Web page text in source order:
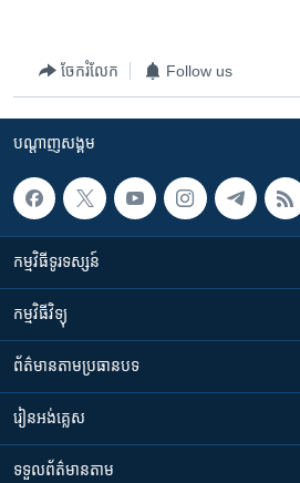
ចូល​
ទៅ​
កាន់​
ទំព័រ​
ស្វែង​
ភាសា
ចែករំលែក Follow us
បណ្តាញ​សង្គម
កម្មវិធី​ទូរទស្សន៍
កម្មវិធី​វិទ្យុ
ព័ត៌មាន​តាមប្រធានបទ​
រៀន​​អង់គ្លេស
ទទួល​ព័ត៌មាន​តាម